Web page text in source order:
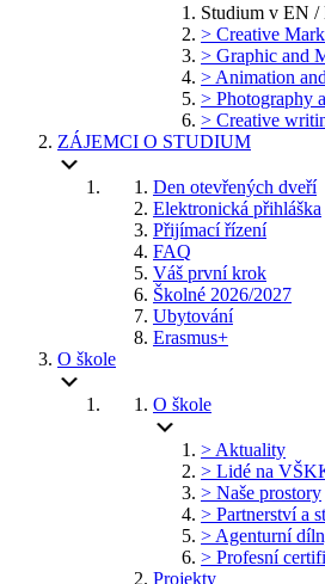
Studium v EN /
> Creative
> Graphic and
> Animation
> Photography
> Creative
ZÁJEMCI O STUDIUM
Den otevřených dveří
Elektronická přihláška
Přijímací řízení
FAQ
Váš první krok
Školné 2026/2027
Ubytování
Erasmus+
O škole
O škole
> Aktuality
> Lidé na
> Naše prostory
> Partnerství a
> Agenturní
> Profesní
Projekty